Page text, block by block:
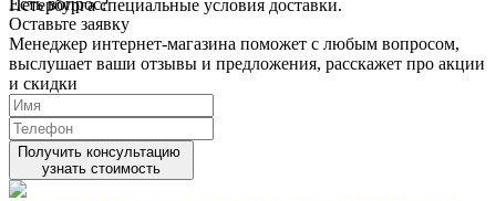
Петербурга специальные условия доставки.
Есть вопрос?
Оставьте заявку
Менеджер интернет-магазина поможет с любым вопросом,
выслушает ваши отзывы и предложения, расскажет про акции
и скидки
Получить консультацию
узнать стоимость